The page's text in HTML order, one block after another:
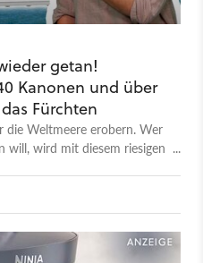
getan!
Kanonen und über
Fürchten
die Weltmeere erobern. Wer
will, wird mit diesem riesigen